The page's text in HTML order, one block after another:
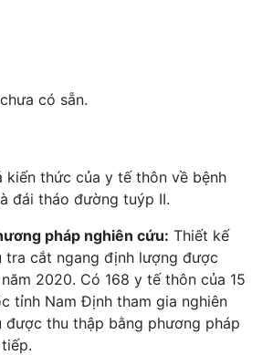
có sẵn.
kiến thức của y tế thôn về bệnh
đái tháo đường tuýp II.
pháp nghiên cứu: Thiết kế
tra cắt ngang định lượng được
2020. Có 168 y tế thôn của 15
tỉnh Nam Định tham gia nghiên
được thu thập bằng phương pháp